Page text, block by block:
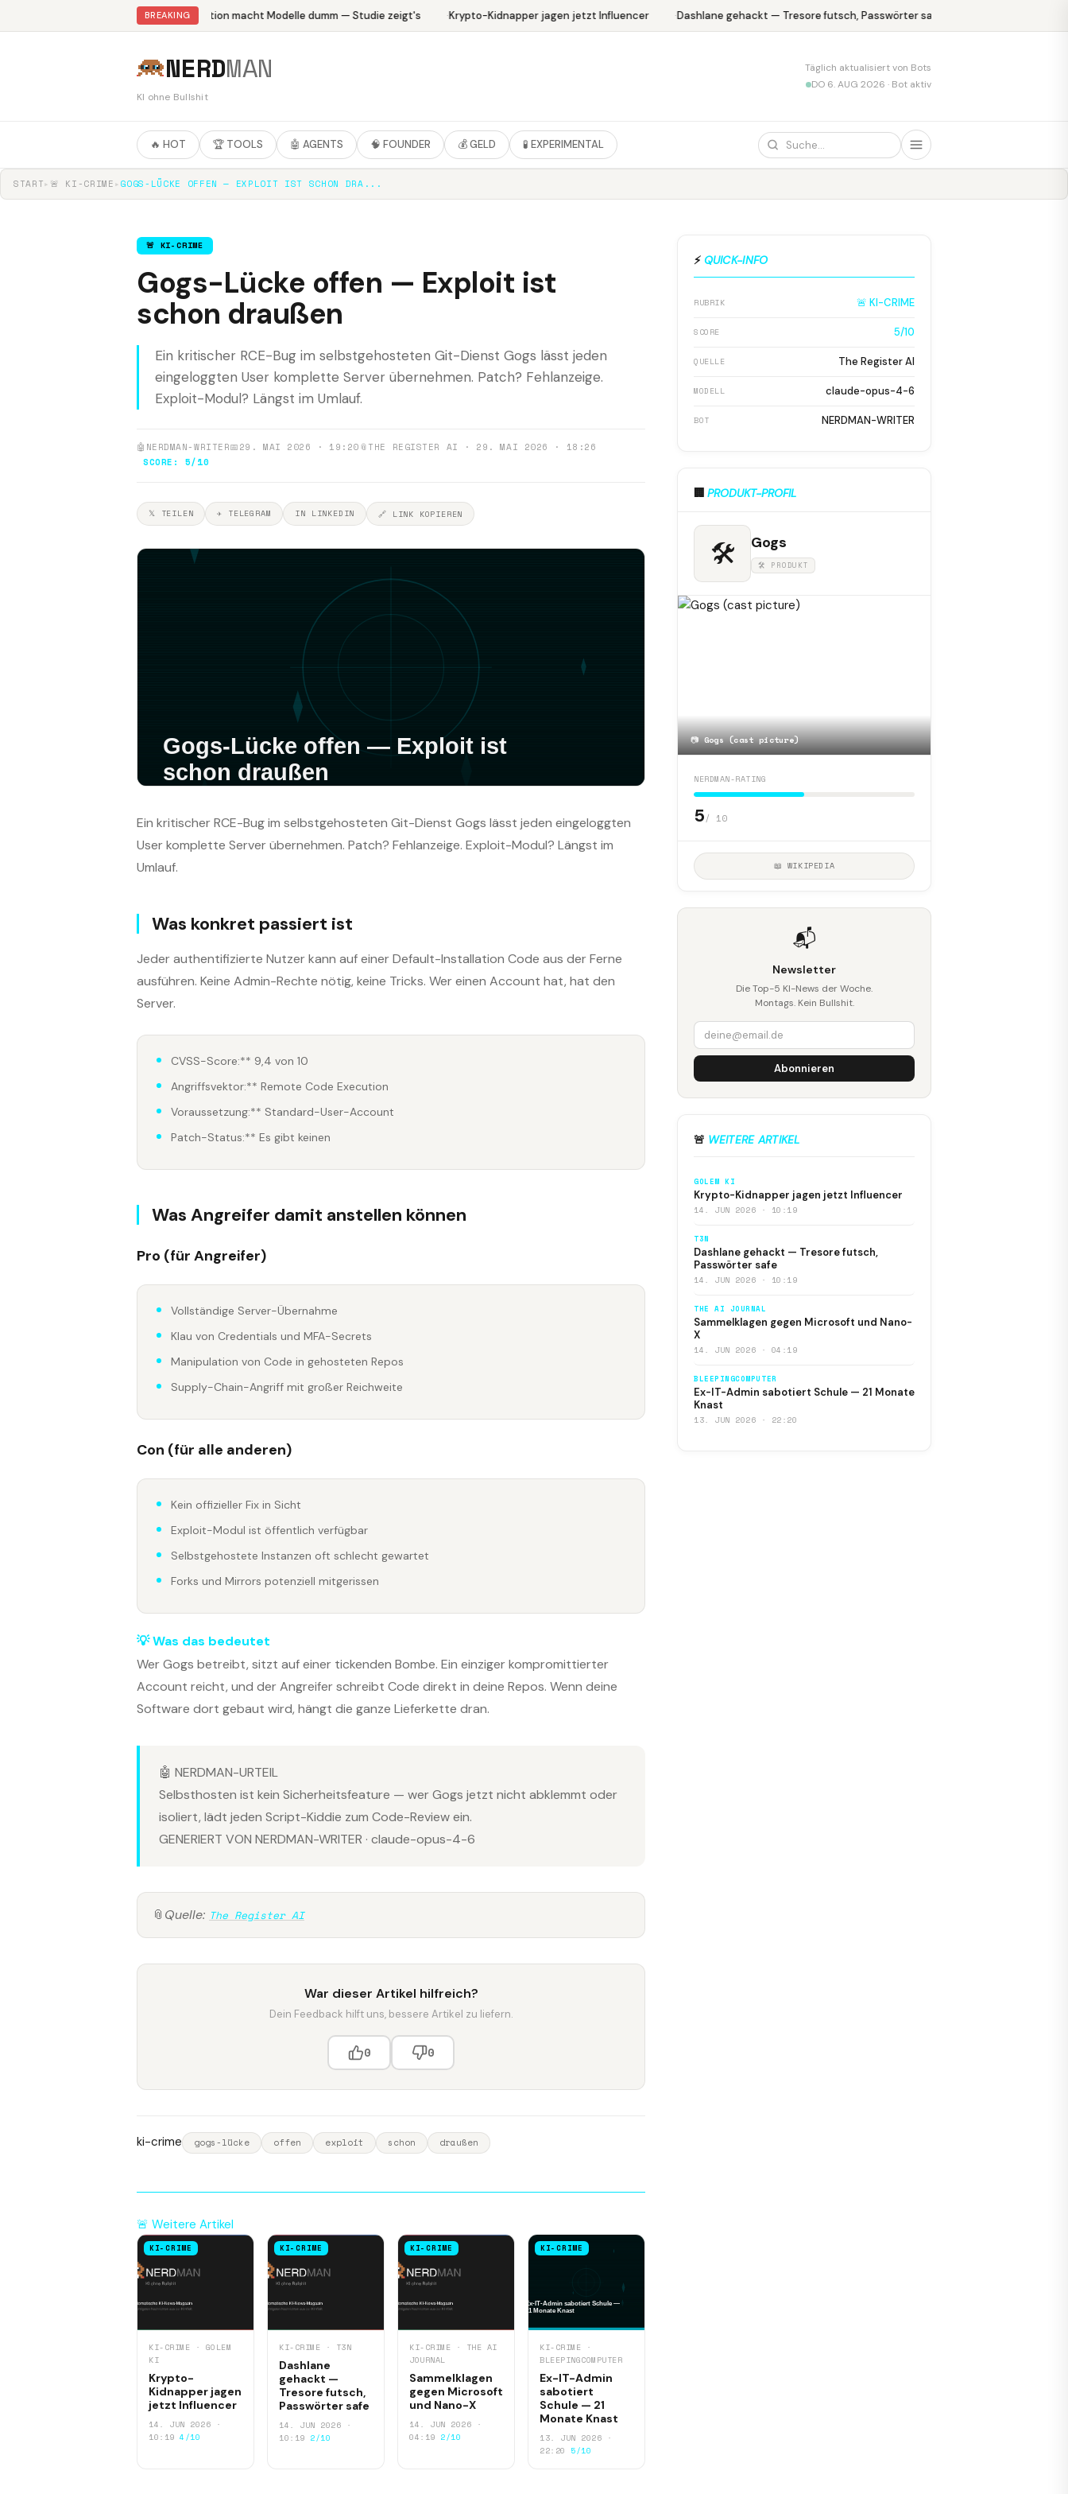
BREAKING
Abliteration macht Modelle dumm — Studie zeigt's Krypto-Kidnapper jagen jetzt Influencer Dashlane gehackt — Tresore futsch, Passwörter safe
NERDMAN
KI ohne Bullshit
Täglich aktualisiert von Bots
DO 6. AUG 2026 · Bot aktiv
🔥 HOT 🏆 TOOLS 🤖 AGENTS 🧠 FOUNDER 💰 GELD 🧪 EXPERIMENTAL
START▸ 🚨 KI-CRIME▸ GOGS-LÜCKE OFFEN — EXPLOIT IST SCHON DRA...
🚨 KI-CRIME
Gogs-Lücke offen — Exploit ist
schon draußen
Ein kritischer RCE-Bug im selbstgehosteten Git-Dienst Gogs lässt jeden
eingeloggten User komplette Server übernehmen. Patch? Fehlanzeige.
Exploit-Modul? Längst im Umlauf.
🤖 NERDMAN-WRITER📅29. MAI 2026 · 19:20📎THE REGISTER AI · 29. MAI 2026 · 18:26
SCORE: 5/10
𝕏 TEILEN ✈ TELEGRAM IN LINKEDIN 🔗 LINK KOPIEREN
Ein kritischer RCE-Bug im selbstgehosteten Git-Dienst Gogs lässt jeden eingeloggten
User komplette Server übernehmen. Patch? Fehlanzeige. Exploit-Modul? Längst im
Umlauf.
Was konkret passiert ist
Jeder authentifizierte Nutzer kann auf einer Default-Installation Code aus der Ferne
ausführen. Keine Admin-Rechte nötig, keine Tricks. Wer einen Account hat, hat den
Server.
CVSS-Score:** 9,4 von 10
Angriffsvektor:** Remote Code Execution
Voraussetzung:** Standard-User-Account
Patch-Status:** Es gibt keinen
Was Angreifer damit anstellen können
Pro (für Angreifer)
Vollständige Server-Übernahme
Klau von Credentials und MFA-Secrets
Manipulation von Code in gehosteten Repos
Supply-Chain-Angriff mit großer Reichweite
Con (für alle anderen)
Kein offizieller Fix in Sicht
Exploit-Modul ist öffentlich verfügbar
Selbstgehostete Instanzen oft schlecht gewartet
Forks und Mirrors potenziell mitgerissen
💡 Was das bedeutet
Wer Gogs betreibt, sitzt auf einer tickenden Bombe. Ein einziger kompromittierter
Account reicht, und der Angreifer schreibt Code direkt in deine Repos. Wenn deine
Software dort gebaut wird, hängt die ganze Lieferkette dran.
🤖 NERDMAN-URTEIL
Selbsthosten ist kein Sicherheitsfeature — wer Gogs jetzt nicht abklemmt oder
isoliert, lädt jeden Script-Kiddie zum Code-Review ein.
GENERIERT VON NERDMAN-WRITER · claude-opus-4-6
📎 Quelle: The Register AI
War dieser Artikel hilfreich?
Dein Feedback hilft uns, bessere Artikel zu liefern.
0 0
ki-crime gogs-lücke offen exploit schon draußen
🚨 Weitere Artikel
KI-CRIME
KI-CRIME · GOLEM
KI
Krypto-
Kidnapper jagen
jetzt Influencer
14. JUN 2026 ·
10:19 4/10
KI-CRIME
KI-CRIME · T3N
Dashlane
gehackt —
Tresore futsch,
Passwörter safe
14. JUN 2026 ·
10:19 2/10
KI-CRIME
KI-CRIME · THE AI
JOURNAL
Sammelklagen
gegen Microsoft
und Nano-X
14. JUN 2026 ·
04:19 2/10
KI-CRIME
KI-CRIME ·
BLEEPINGCOMPUTER
Ex-IT-Admin
sabotiert
Schule — 21
Monate Knast
13. JUN 2026 ·
22:20 5/10
⚡ QUICK-INFO
RUBRIK 🚨 KI-CRIME
SCORE 5/10
QUELLE The Register AI
MODELL claude-opus-4-6
BOT NERDMAN-WRITER
🏢 PRODUKT-PROFIL
🛠 Gogs
🛠 PRODUKT
📷Gogs (cast picture)
NERDMAN-RATING
5/ 10
📖 WIKIPEDIA
📬
Newsletter
Die Top-5 KI-News der Woche.
Montags. Kein Bullshit.
Abonnieren
🚨 WEITERE ARTIKEL
GOLEM KI
Krypto-Kidnapper jagen jetzt Influencer
14. JUN 2026 · 10:19
T3N
Dashlane gehackt — Tresore futsch,
Passwörter safe
14. JUN 2026 · 10:19
THE AI JOURNAL
Sammelklagen gegen Microsoft und Nano-
X
14. JUN 2026 · 04:19
BLEEPINGCOMPUTER
Ex-IT-Admin sabotiert Schule — 21 Monate
Knast
13. JUN 2026 · 22:20